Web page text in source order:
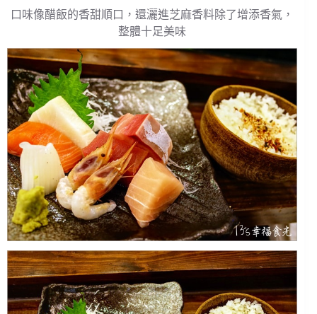
口味像醋飯的香甜順口，還灑進芝麻香料除了增添香氣，
整體十足美味